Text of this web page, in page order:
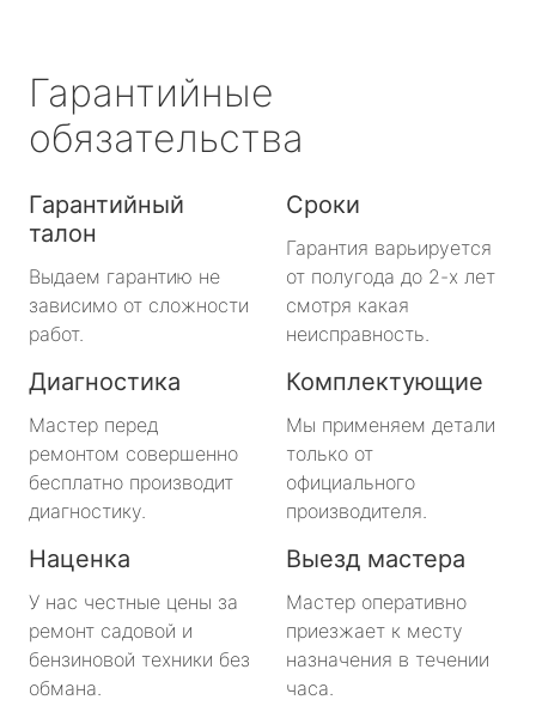
Гарантийные
обязательства
Гарантийный
талон
Выдаем гарантию не
зависимо от сложности
работ.
Сроки
Гарантия варьируется
от полугода до 2-х лет
смотря какая
неисправность.
Диагностика
Мастер перед
ремонтом совершенно
бесплатно производит
диагностику.
Комплектующие
Мы применяем детали
только от
официального
производителя.
Наценка
У нас честные цены за
ремонт садовой и
бензиновой техники без
обмана.
Выезд мастера
Мастер оперативно
приезжает к месту
назначения в течении
часа.